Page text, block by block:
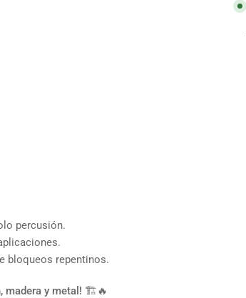
percusión.
bloqueos repentinos.
madera y metal! 🏗🔥